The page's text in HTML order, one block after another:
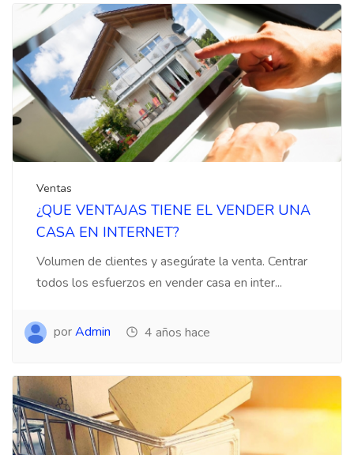
Ventas
¿QUE VENTAJAS TIENE EL VENDER UNA
CASA EN INTERNET?
Volumen de clientes y asegúrate la venta. Centrar
todos los esfuerzos en vender casa en inter...
porAdmin 4 años hace